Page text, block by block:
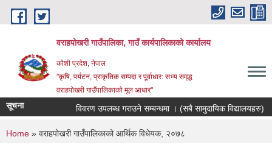
Skip to main content
वराहपोखरी गाउँपालिका, गाउँ कार्यपालिकाको कार्यालय
कोशी प्रदेश, नेपाल
"कृषि, पर्यटन, प्राकृतिक सम्पदा र पूर्वाधार: सभ्य समृद्ध
वराहपोखरी गाउँपालिकाको मूल आधार"
सूचना विवरण उपलब्ध गराउने सम्बन्धमा । (सबै सामुदायिक विद्यालयहरु)
You are here
Home » वराहपोखरी गाउँपालिकाको आर्थिक विधेयक, २०७८